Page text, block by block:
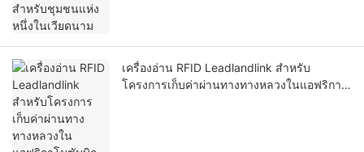
เครื่องอ่าน RFID Leadlandlink สำหรับ
โครงการเก็บค่าผ่านทางทางหลวงในแอฟริกา